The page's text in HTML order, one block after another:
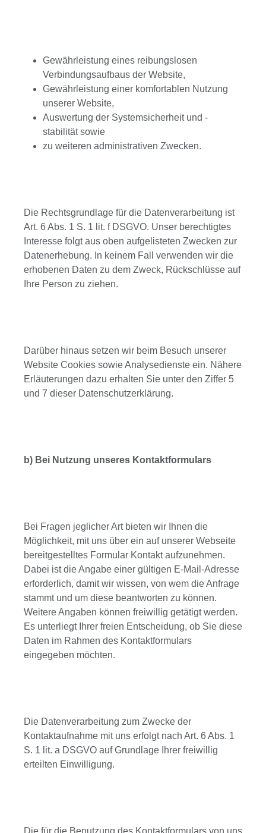
Gewährleistung eines reibungslosen
Verbindungsaufbaus der Website,
Gewährleistung einer komfortablen Nutzung
unserer Website,
Auswertung der Systemsicherheit und -
stabilität sowie
zu weiteren administrativen Zwecken.
Die Rechtsgrundlage für die Datenverarbeitung ist
Art. 6 Abs. 1 S. 1 lit. f DSGVO. Unser berechtigtes
Interesse folgt aus oben aufgelisteten Zwecken zur
Datenerhebung. In keinem Fall verwenden wir die
erhobenen Daten zu dem Zweck, Rückschlüsse auf
Ihre Person zu ziehen.
Darüber hinaus setzen wir beim Besuch unserer
Website Cookies sowie Analysedienste ein. Nähere
Erläuterungen dazu erhalten Sie unter den Ziffer 5
und 7 dieser Datenschutzerklärung.
b) Bei Nutzung unseres Kontaktformulars
Bei Fragen jeglicher Art bieten wir Ihnen die
Möglichkeit, mit uns über ein auf unserer Webseite
bereitgestelltes Formular Kontakt aufzunehmen.
Dabei ist die Angabe einer gültigen E-Mail-Adresse
erforderlich, damit wir wissen, von wem die Anfrage
stammt und um diese beantworten zu können.
Weitere Angaben können freiwillig getätigt werden.
Es unterliegt Ihrer freien Entscheidung, ob Sie diese
Daten im Rahmen des Kontaktformulars
eingegeben möchten.
Die Datenverarbeitung zum Zwecke der
Kontaktaufnahme mit uns erfolgt nach Art. 6 Abs. 1
S. 1 lit. a DSGVO auf Grundlage Ihrer freiwillig
erteilten Einwilligung.
Die für die Benutzung des Kontaktformulars von uns